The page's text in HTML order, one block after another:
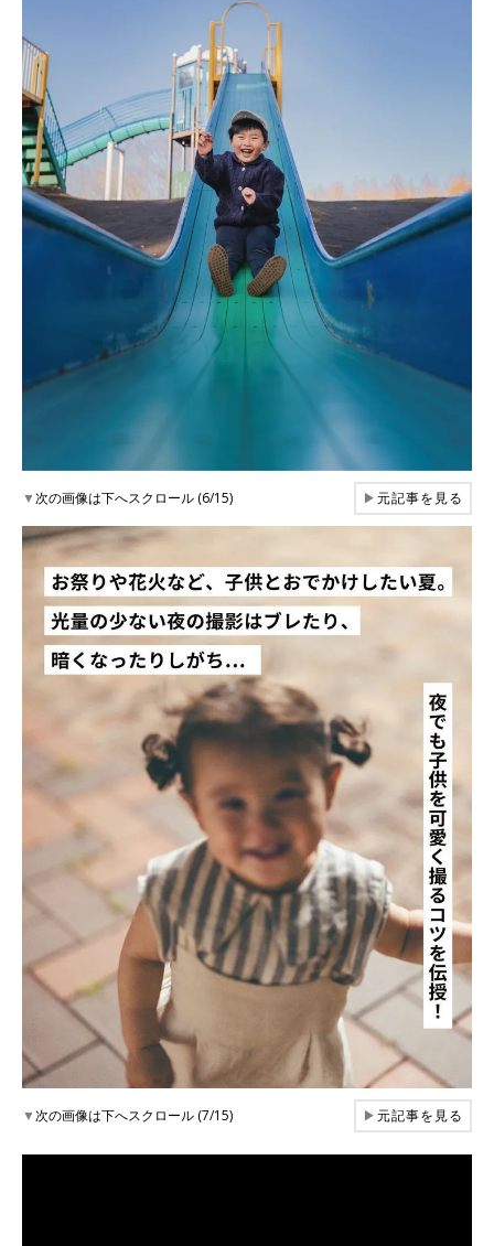
▼次の画像は下へスクロール (6/15) ▶元記事を見る
▼次の画像は下へスクロール (7/15) ▶元記事を見る